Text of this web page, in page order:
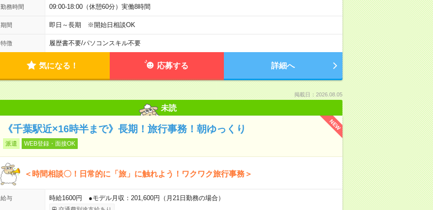
勤務時間 09:00-18:00（休憩60分）実働8時間
期間 即日～長期 ※開始日相談OK
特徴 履歴書不要/パソコンスキル不要
気になる！ 応募する 詳細へ
掲載日：2026.08.05
未読
NEW
《千葉駅近×16時半まで》長期！旅行事務！朝ゆっくり
派遣 WEB登録・面接OK
＜時間相談〇！日常的に「旅」に触れよう！ワクワク旅行事務＞
給与 時給1600円 ●モデル月収：201,600円（月21日勤務の場合）